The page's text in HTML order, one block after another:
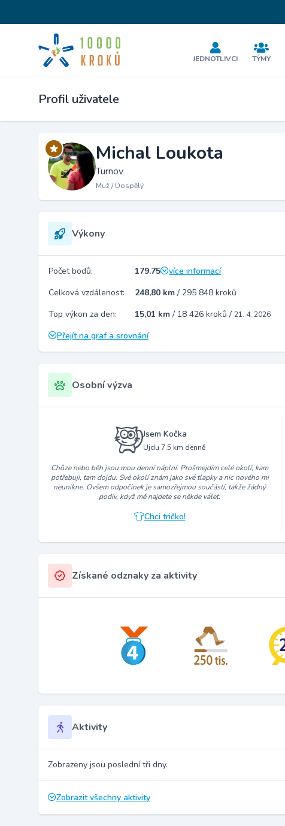
JEDNOTLIVCI TÝMY
Profil uživatele
Michal Loukota
Turnov
Muž / Dospělý
Výkony
Počet bodů: 179.75
více informací
Celková vzdálenost:
248,80 km / 295 848 kroků
Top výkon za den:
15,01 km / 18 426 kroků / 21. 4. 2026
Přejít na graf a srovnání
Osobní výzva
Jsem Kočka
Ujdu 7.5 km denně
Chůze nebo běh jsou mou denní náplní. Prošmejdím celé okolí, kam
potřebuji, tam dojdu. Své okolí znám jako své tlapky a nic nového mi
neunikne. Ovšem odpočinek je samozřejmou součástí, takže žádný
podiv, když mě najdete se někde válet.
Chci tričko!
Získané odznaky za aktivity
Aktivity
Zobrazeny jsou poslední tři dny.
Zobrazit všechny aktivity